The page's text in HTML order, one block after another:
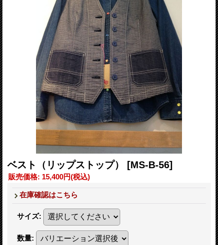
ベスト（リップストップ） [MS-B-56]
販売価格: 15,400円(税込)
在庫確認はこちら
サイズ:
数量: